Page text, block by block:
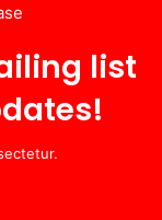
list